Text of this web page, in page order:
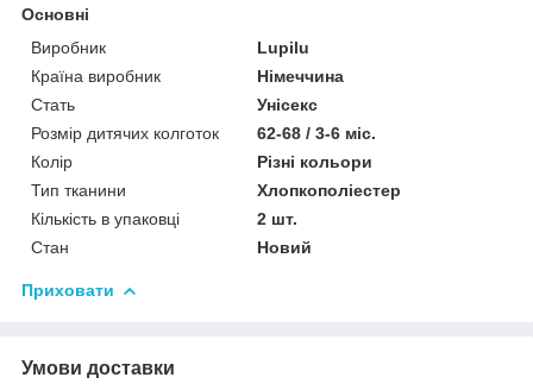
Основні
Виробник
Lupilu
Країна виробник
Німеччина
Стать
Унісекс
Розмір дитячих колготок
62-68 / 3-6 міс.
Колір
Різні кольори
Тип тканини
Хлопкополіестер
Кількість в упаковці
2 шт.
Стан
Новий
Приховати
Умови доставки